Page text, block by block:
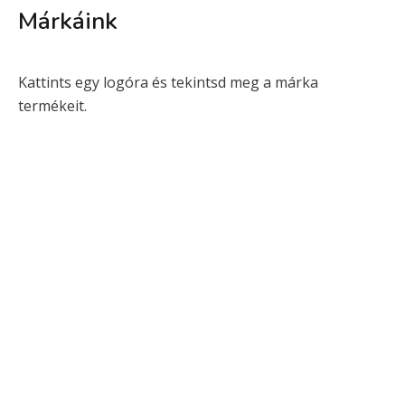
Márkáink
Kattints egy logóra és tekintsd meg a márka
termékeit.